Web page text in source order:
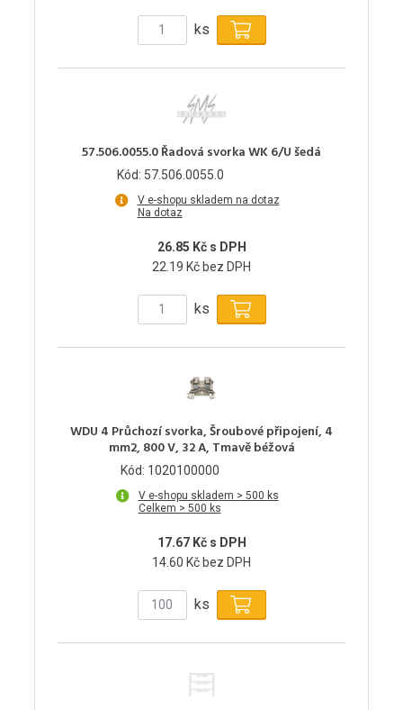
ks
57.506.0055.0 Řadová svorka WK 6/U šedá
Kód: 57.506.0055.0
V e-shopu skladem na dotaz
Na dotaz
26.85 Kč s DPH
22.19 Kč bez DPH
ks
WDU 4 Průchozí svorka, Šroubové připojení, 4
mm2, 800 V, 32 A, Tmavě béžová
Kód: 1020100000
V e-shopu skladem > 500 ks
Celkem > 500 ks
17.67 Kč s DPH
14.60 Kč bez DPH
ks